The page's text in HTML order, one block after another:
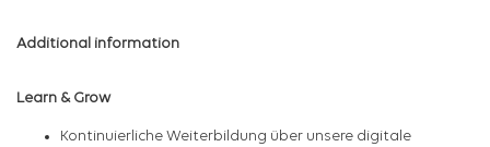
Additional information
Learn & Grow
Kontinuierliche Weiterbildung über unsere digitale